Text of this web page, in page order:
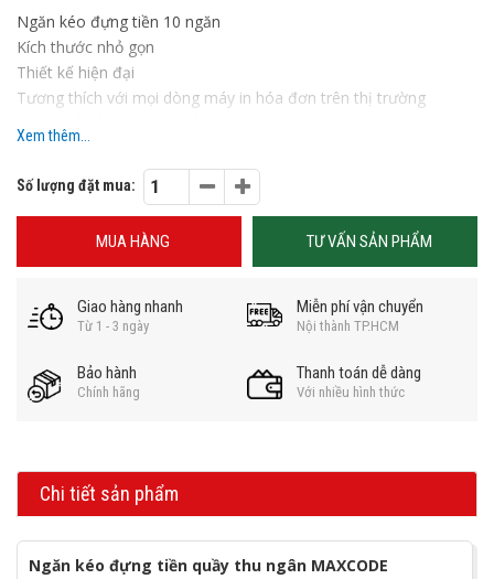
Ngăn kéo đựng tiền 10 ngăn
Kích thước nhỏ gọn
Thiết kế hiện đại
Tương thích với mọi dòng máy in hóa đơn trên thị trường
Nguồn vào 24V-1A, 12V - 1A
Nhiều chương trình khuyến mãi đang áp dụng khi mua sản
Lắp đặt tận nơi
Xem thêm...
Số lượng đặt mua:
MUA HÀNG TƯ VẤN SẢN PHẨM
Giao hàng nhanh
Từ 1 - 3 ngày
Miễn phí vận chuyển
Nội thành TP.HCM
Bảo hành
Chính hãng
Thanh toán dễ dàng
Với nhiều hình thức
Chi tiết sản phẩm
Ngăn kéo đựng tiền quầy thu ngân MAXCODE